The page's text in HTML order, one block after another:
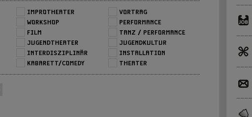
IMPROTHEATER
VORTRAG
WORKSHOP
PERFORMANCE
FILM
TANZ / PERFORMANCE
JUGENDTHEATER
JUGENDKULTUR
INTERDISZIPLINÄR
INSTALLATION
KABARETT/COMEDY THEATER